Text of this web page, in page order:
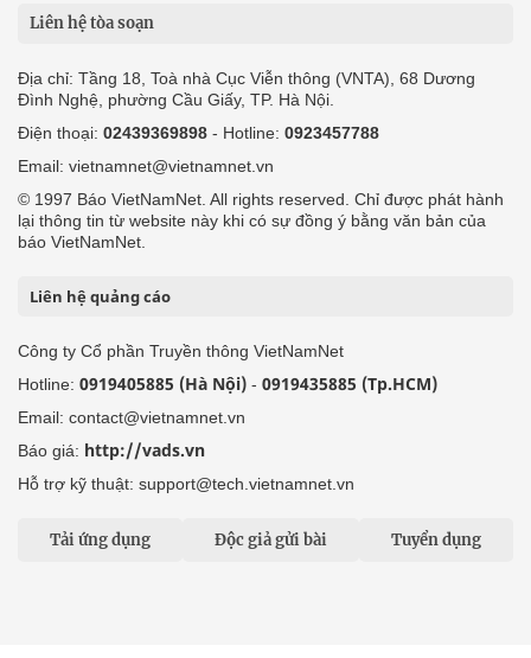
Liên hệ tòa soạn
Địa chỉ: Tầng 18, Toà nhà Cục Viễn thông (VNTA), 68 Dương
Đình Nghệ, phường Cầu Giấy, TP. Hà Nội.
Điện thoại: 02439369898 - Hotline: 0923457788
Email: vietnamnet@vietnamnet.vn
© 1997 Báo VietNamNet. All rights reserved. Chỉ được phát hành
lại thông tin từ website này khi có sự đồng ý bằng văn bản của
báo VietNamNet.
Liên hệ quảng cáo
Công ty Cổ phần Truyền thông VietNamNet
Hotline: 0919405885 (Hà Nội) - 0919435885 (Tp.HCM)
Email: contact@vietnamnet.vn
Báo giá: http://vads.vn
Hỗ trợ kỹ thuật: support@tech.vietnamnet.vn
Tải ứng dụng Độc giả gửi bài Tuyển dụng